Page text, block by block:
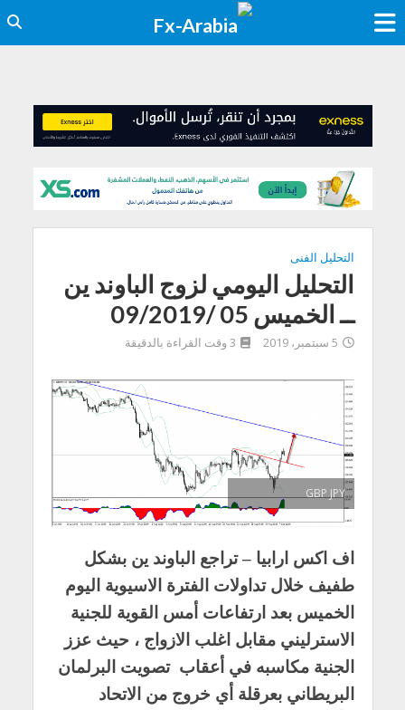
التحليل الفنى
التحليل اليومي لزوج الباوند ين
ــ الخميس 05 /09/2019
5 سبتمبر، 2019 3 وقت القراءة بالدقيقة
GBP JPY
اف اكس ارابيا – تراجع الباوند ين بشكل
طفيف خلال تداولات الفترة الاسيوية اليوم
الخميس بعد ارتفاعات أمس القوية للجنية
الاسترليني مقابل اغلب الازواج ، حيث عزز
الجنية مكاسبه في أعقاب تصويت البرلمان
البريطاني بعرقلة أي خروج من الاتحاد